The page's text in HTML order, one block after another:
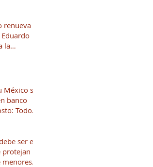
renueva
la
México se
banco
Todo
ser en
la
menores